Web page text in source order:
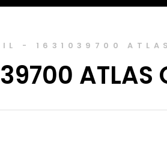
- 1631039700
ATLAS